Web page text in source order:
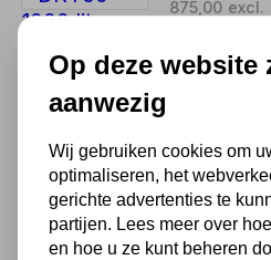
875,00 excl.
650,00 excl.
Op deze website
aanwezig
Wij gebruiken cookies om
optimaliseren, het
gerichte advertenties te
partijen. Lees meer over
en hoe u ze kunt beheren